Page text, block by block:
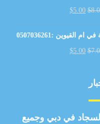
$
$5.00
:0507036261
$
$5.00
في دبي وجميع